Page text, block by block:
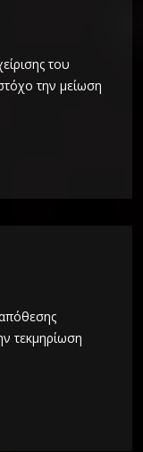
του
την μείωση
τεκμηρίωση